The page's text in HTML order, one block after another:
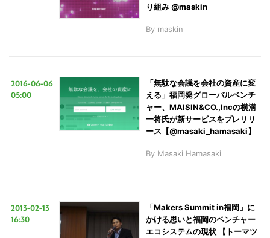
り組み @maskin
By maskin
2016-06-06
05:00
「無駄な会議を会社の資産に変
える」福岡発グローバルベンチ
ャー、MAISIN&CO.,Incの横溝
一将氏が新サービスをプレリリ
ース【@masaki_hamasaki】
By Masaki Hamasaki
2013-02-13
16:30
「Makers Summit in福岡」に
かける思いと福岡のベンチャー
エコシステムの現状 【トーマツ
サ
イ
Block Data Bank